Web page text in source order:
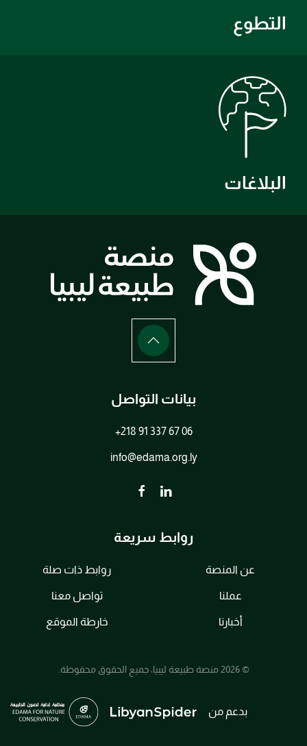
التطوع
البلاغات
بيانات التواصل
+218 91 337 67 06
info@edama.org.ly
روابط سريعة
عن المنصة
عملنا
أخبارنا
روابط ذات صلة
تواصل معنا
خارطة الموقع
© 2026 منصة طبيعة ليبيا، جميع الحقوق محفوظة.
بدعم من